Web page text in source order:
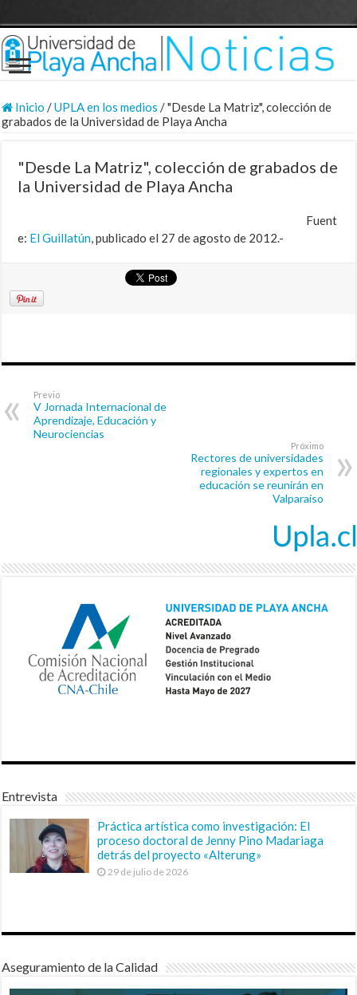
Inicio /UPLA en los medios /"Desde La Matriz", colección de
grabados de la Universidad de Playa Ancha
"Desde La Matriz", colección de grabados de
la Universidad de Playa Ancha
Fuent
e: El Guillatún, publicado el 27 de agosto de 2012.-
Previo
V Jornada Internacional de
Aprendizaje, Educación y
Neurociencias
Próximo
Rectores de universidades
regionales y expertos en
educación se reunirán en
Valparaíso
Entrevista
Práctica artística como investigación: El
proceso doctoral de Jenny Pino Madariaga
detrás del proyecto «Alterung»
29 de julio de 2026
Aseguramiento de la Calidad